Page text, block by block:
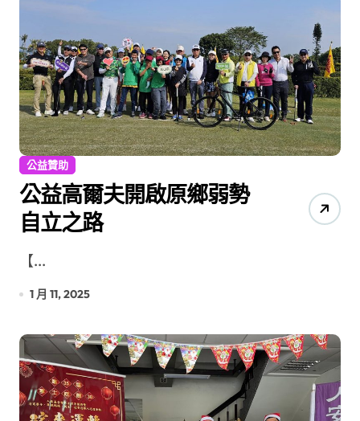
公益贊助
公益高爾夫開啟原鄉弱勢
自立之路
【...
1 月 11, 2025